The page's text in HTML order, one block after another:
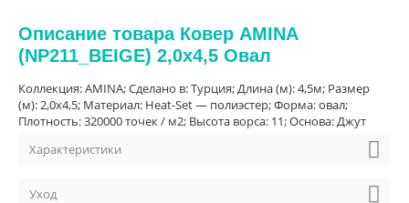
Описание товара Ковер AMINA
(NP211_BEIGE) 2,0х4,5 Овал
Коллекция: AMINA; Сделано в: Турция; Длина (м): 4,5м; Размер
(м): 2,0х4,5; Материал: Heat-Set — полиэстер; Форма: овал;
Плотность: 320000 точек / м2; Высота ворса: 11; Основа: Джут
Характеристики
Уход